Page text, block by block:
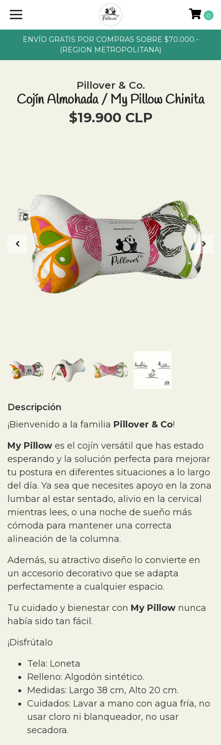
ENVÍO GRATIS POR COMPRAS SOBRE $70.000.-
(REGION METROPOLITANA)
0
Pillover & Co.
Cojín Almohada / My Pillow Chinita
$19.900 CLP
Descripción
¡Bienvenido a la familia Pillover & Co!
My Pillow es el cojín versátil que has estado
esperando y la solución perfecta para mejorar
tu postura en diferentes situaciones a lo largo
del día. Ya sea que necesites apoyo en la zona
lumbar al estar sentado, alivio en la cervical
mientras lees, o una noche de sueño más
cómoda para mantener una correcta
alineación de la columna.
Además, su atractivo diseño lo convierte en
un accesorio decorativo que se adapta
perfectamente a cualquier espacio.
Tu cuidado y bienestar con My Pillow nunca
había sido tan fácil.
¡Disfrútalo
Tela: Loneta
Relleno: Algodón sintético.
Medidas: Largo 38 cm, Alto 20 cm.
Cuidados: Lavar a mano con agua fría, no
usar cloro ni blanqueador, no usar
secadora.